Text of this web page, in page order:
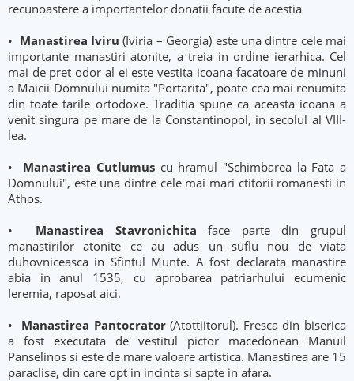
recunoastere a importantelor donatii facute de acestia
• Manastirea Iviru(Iviria – Georgia) este una dintre cele mai
importante manastiri atonite, a treia in ordine ierarhica. Cel
mai de pret odor al ei este vestita icoana facatoare de minuni
a Maicii Domnului numita "Portarita", poate cea mai renumita
din toate tarile ortodoxe. Traditia spune ca aceasta icoana a
venit singura pe mare de la Constantinopol, in secolul al VIII-
lea.
• Manastirea Cutlumus cu hramul "Schimbarea la Fata a
Domnului", este una dintre cele mai mari ctitorii romanesti in
Athos.
• Manastirea Stavronichitaface parte din grupul
manastirilor atonite ce au adus un suflu nou de viata
duhovniceasca in Sfintul Munte. A fost declarata manastire
abia in anul 1535, cu aprobarea patriarhului ecumenic
Ieremia, raposat aici.
• Manastirea Pantocrator(Atottiitorul). Fresca din biserica
a fost executata de vestitul pictor macedonean Manuil
Panselinos si este de mare valoare artistica. Manastirea are 15
paraclise, din care opt in incinta si sapte in afara.